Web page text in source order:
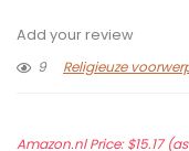
Add your review
9
Religieuze
Amazon.nl Price:$15.17(as